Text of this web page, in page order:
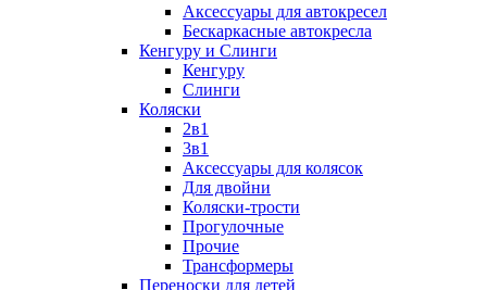
Аксессуары для автокресел
Бескаркасные автокресла
Кенгуру и Слинги
Кенгуру
Слинги
Коляски
2в1
3в1
Аксессуары для колясок
Для двойни
Коляски-трости
Прогулочные
Прочие
Трансформеры
Переноски для детей